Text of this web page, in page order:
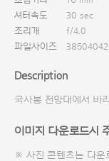
셔터속도
30 sec
조리개
f/4.0
파일사이즈
Description
국사봉 전망대에서 바
이미지 다운로드시
※ 사진 콘텐츠는 다운